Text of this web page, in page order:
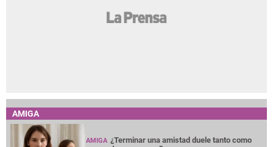
AMIGA
AMIGA ¿Terminar una amistad duele tanto como